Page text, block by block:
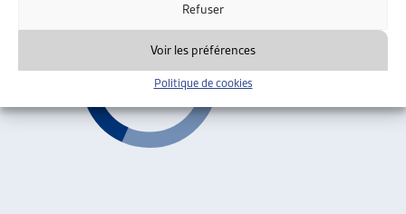
Refuser
Voir les préférences
Politique de cookies